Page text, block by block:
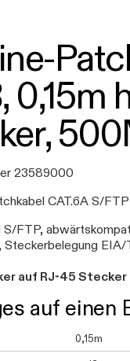
0,15m
23589000
CAT.6A S/FTP
S/FTP,
auf RJ-45 Stecker
auf einen
0,15m